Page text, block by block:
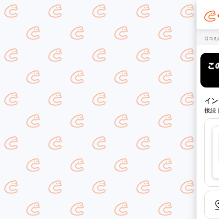
口コミ
イ
接続